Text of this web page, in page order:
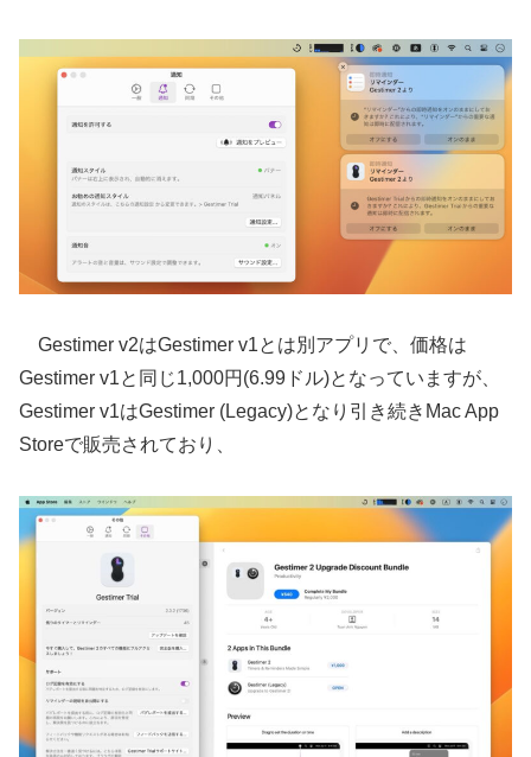
Gestimer v2はGestimer v1とは別アプリで、価格は
Gestimer v1と同じ1,000円(6.99ドル)となっていますが、
Gestimer v1はGestimer (Legacy)となり引き続きMac App
Storeで販売されており、